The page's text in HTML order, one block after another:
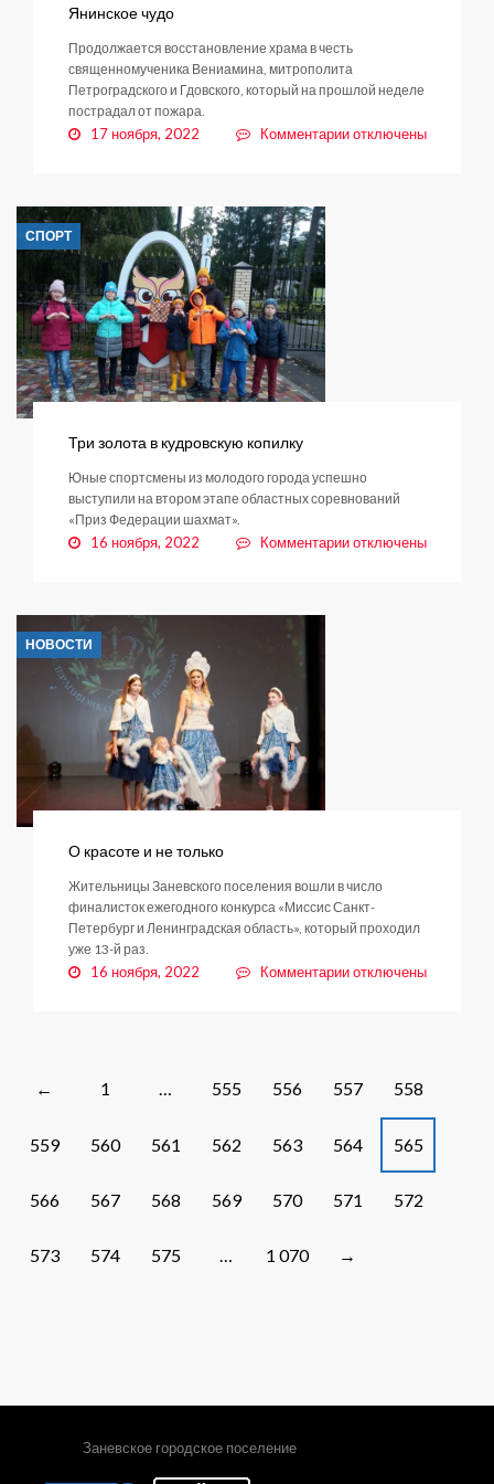
Янинское чудо
Продолжается восстановление храма в честь
священномученика Вениамина, митрополита
Петроградского и Гдовского, который на прошлой неделе
пострадал от пожара.
17 ноября, 2022 Комментариикотключены
СПОРТ
Три золота в кудровскую копилку
Юные спортсмены из молодого города успешно
выступили на втором этапе областных соревнований
«Приз Федерации шахмат».
16 ноября, 2022 Комментариикотключены
НОВОСТИ
О красоте и не только
Жительницы Заневского поселения вошли в число
финалисток ежегодного конкурса «Миссис Санкт-
Петербург и Ленинградская область», который проходил
уже 13-й раз.
16 ноября, 2022 Комментариик
не
отключены
Posts
navigation
← 1 … 555 556 557 558
559 560 561 562 563 564 565
566 567 568 569 570 571 572
573 574 575 … 1 070 →
Заневское городское поселение